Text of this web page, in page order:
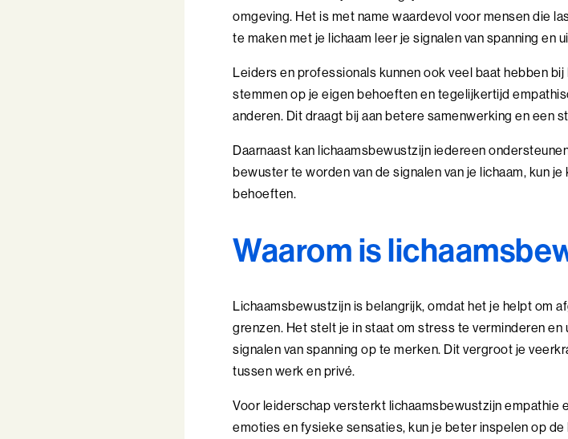
omgeving. Het is met name waardevol voor mensen die
te maken met je lichaam leer je signalen van spanning
Leiders en professionals kunnen ook veel baat hebben
stemmen op je eigen behoeften en tegelijkertijd
anderen. Dit draagt bij aan betere samenwerking en een
Daarnaast kan lichaamsbewustzijn iedereen
bewuster te worden van de signalen van je lichaam, kun
behoeften.
Waarom is
Lichaamsbewustzijn is belangrijk, omdat het je helpt om
grenzen. Het stelt je in staat om stress te verminderen
signalen van spanning op te merken. Dit vergroot je
tussen werk en privé.
Voor leiderschap versterkt lichaamsbewustzijn empathie
emoties en fysieke sensaties, kun je beter inspelen op